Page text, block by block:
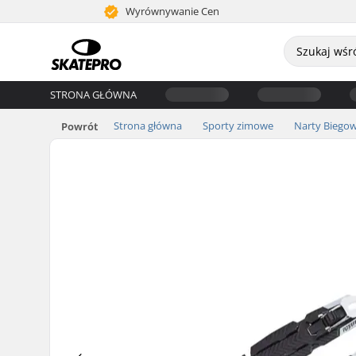
Wyrównywanie Cen
STRONA GŁÓWNA
Powrót Strona główna Sporty zimowe Narty